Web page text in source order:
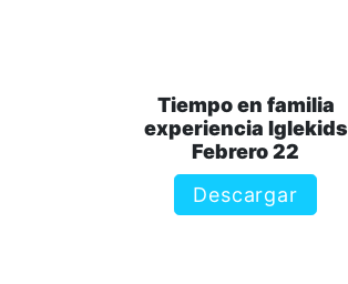
Tiempo en familia
experiencia Iglekids
Febrero 22
Descargar